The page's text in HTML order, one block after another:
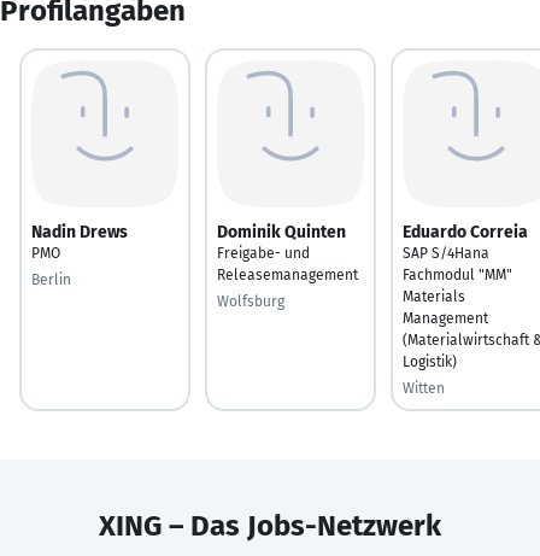
Profilangaben
Nadin Drews
PMO
Berlin
Dominik Quinten
Freigabe- und
Releasemanagement
Wolfsburg
Eduardo Correia
SAP S/4Hana
Fachmodul "MM"
Materials
Management
(Materialwirtschaft
Logistik)
Witten
XING – Das Jobs-Netzwerk